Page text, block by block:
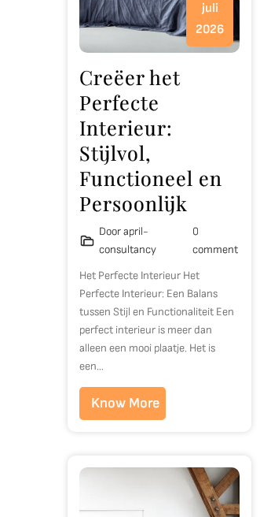
juli
2026
Creëer het
Perfecte
Interieur:
Stijlvol,
Functioneel en
Persoonlijk
Door april-
consultancy
0
comment
Het Perfecte Interieur Het
Perfecte Interieur: Een Balans
tussen Stijl en Functionaliteit Een
perfect interieur is meer dan
alleen een mooi plaatje. Het is
een…
Know More